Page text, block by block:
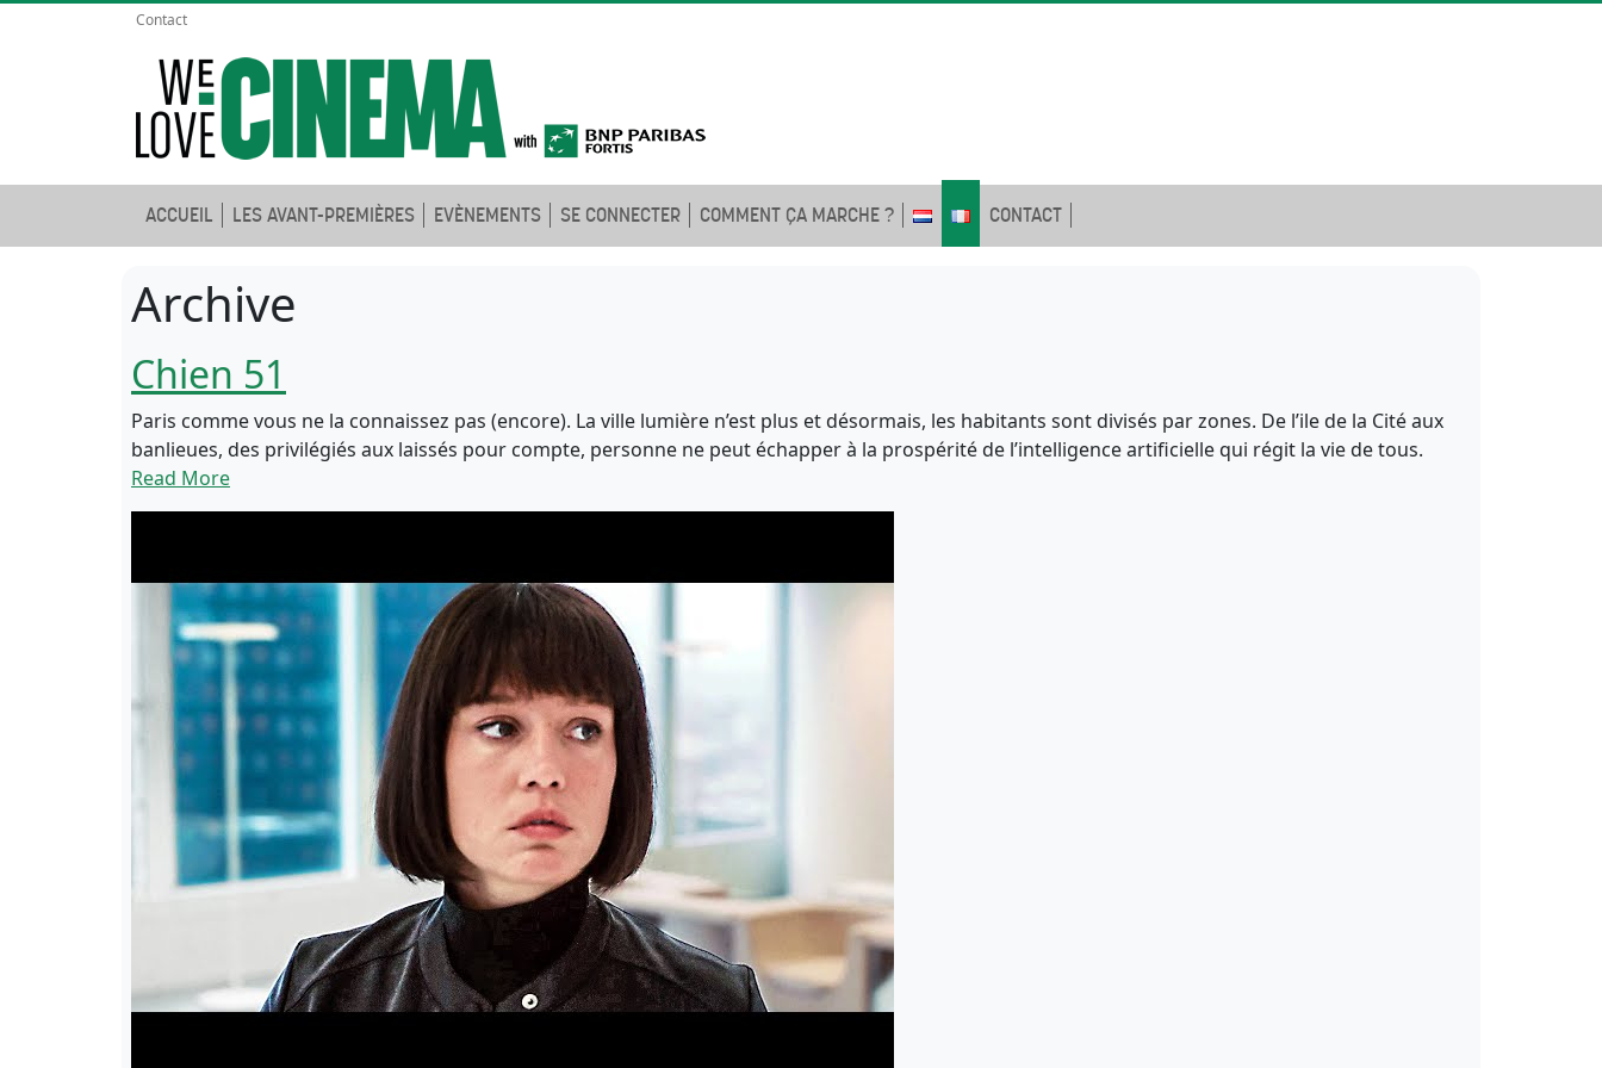
Contact
ACCUEIL LES AVANT-PREMIÈRES EVÈNEMENTS SE CONNECTER COMMENT ÇA MARCHE ? CONTACT
Archive
Chien 51
Paris comme vous ne la connaissez pas (encore). La ville lumière n’est plus et désormais, les habitants sont divisés par zones. De l’ile de la Cité aux
banlieues, des privilégiés aux laissés pour compte, personne ne peut échapper à la prospérité de l’intelligence artificielle qui régit la vie de tous.
Read More